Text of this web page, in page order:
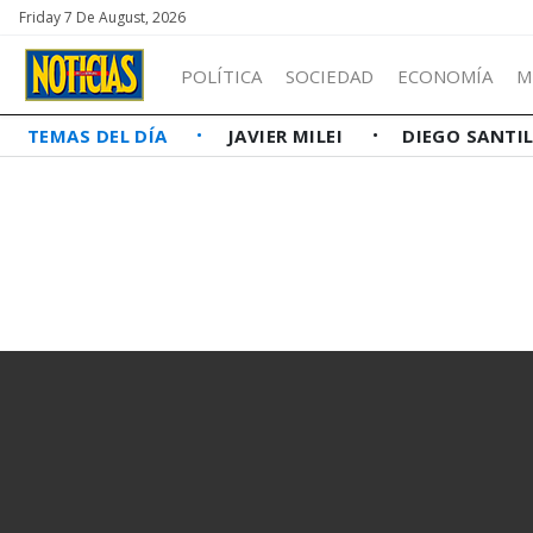
Friday 7 De August, 2026
POLÍTICA SOCIEDAD ECONOMÍA
TEMAS DEL DÍA JAVIER MILEI DIEGO